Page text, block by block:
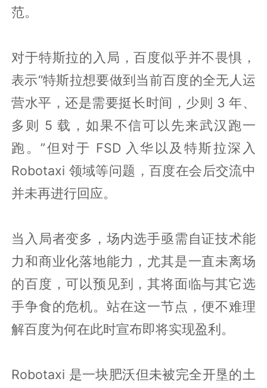
范。
对于特斯拉的入局，百度似乎并不畏惧，
表示“特斯拉想要做到当前百度的全无人运
营水平，还是需要挺长时间，少则 3 年、
多则 5 载，如果不信可以先来武汉跑一
跑。”但对于 FSD 入华以及特斯拉深入
Robotaxi 领域等问题，百度在会后交流中
并未再进行回应。
当入局者变多，场内选手亟需自证技术能
力和商业化落地能力，尤其是一直未离场
的百度，可以预见到，其将面临与其它选
手争食的危机。站在这一节点，便不难理
解百度为何在此时宣布即将实现盈利。
Robotaxi 是一块肥沃但未被完全开垦的土